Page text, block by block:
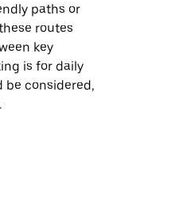
paths or
routes
key
is for daily
be considered,